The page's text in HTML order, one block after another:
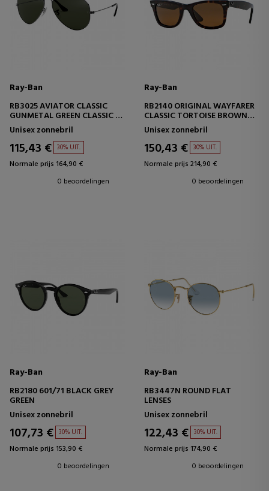
Ray-Ban
RB3025 AVIATOR CLASSIC
GUNMETAL GREEN CLASSIC G-
15
Unisex zonnebril
115,43 € 30% UIT.
Normale prijs 164,90 €
0 beoordelingen
Ray-Ban
RB2140 ORIGINAL WAYFARER
CLASSIC TORTOISE BROWN
CLASSIC B-15
Unisex zonnebril
150,43 € 30% UIT.
Normale prijs 214,90 €
0 beoordelingen
Ray-Ban
RB2180 601/71 BLACK GREY
GREEN
Unisex zonnebril
107,73 € 30% UIT.
Normale prijs 153,90 €
0 beoordelingen
Ray-Ban
RB3447N ROUND FLAT
LENSES
Unisex zonnebril
122,43 € 30% UIT.
Normale prijs 174,90 €
0 beoordelingen